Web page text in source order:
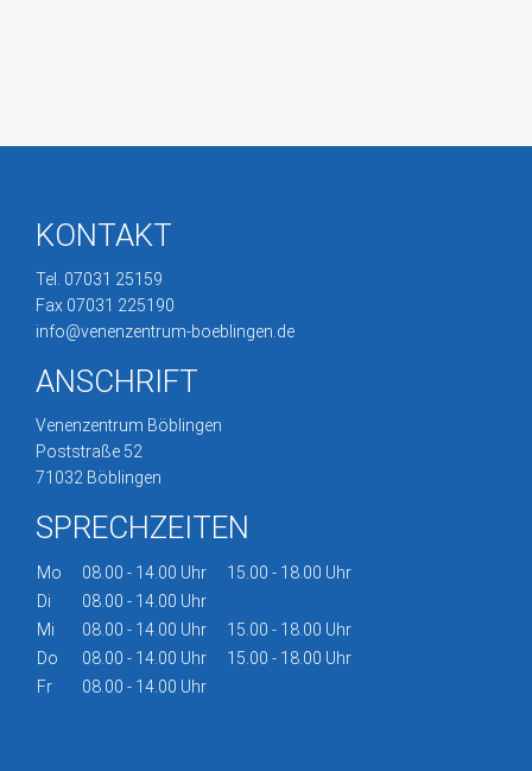
KONTAKT
Tel. 07031 25159
Fax 07031 225190
info@venenzentrum-boeblingen.de
ANSCHRIFT
Venenzentrum Böblingen
Poststraße 52
71032 Böblingen
SPRECHZEITEN
Mo 08.00 - 14.00 Uhr
15.00 - 18.00 Uhr
Di
08.00 - 14.00 Uhr
Mi
08.00 - 14.00 Uhr
15.00 - 18.00 Uhr
Do
08.00 - 14.00 Uhr
15.00 - 18.00 Uhr
Fr
08.00 - 14.00 Uhr